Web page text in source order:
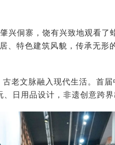
兴侗寨，饶有兴致地观看了
、特色建筑风貌，传承无形
老文脉融入现代生活。首
日用品设计，非遗创意跨界